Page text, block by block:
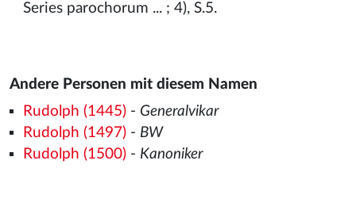
Series parochorum ... ; 4), S.5.
Andere Personen mit diesem Namen
Rudolph (1445)- Generalvikar
Rudolph (1497)- BW
Rudolph (1500)- Kanoniker